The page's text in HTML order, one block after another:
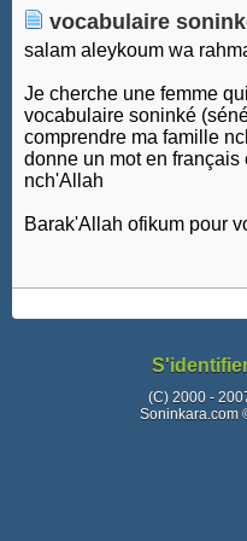
vocabulaire
salam aleykoum wa
Je cherche une femme
vocabulaire soninké
comprendre ma famille
donne un mot en
nch'Allah
Barak'Allah ofikum pour
(C) 2000 -
Soninkara.com